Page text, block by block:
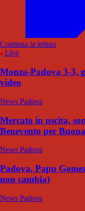
Continua la lettura
Live
Monza-Padova 3-3,
video
News Padova
Mercato in uscita,
Benevento per
News Padova
Padova, Papu
non cambia)
News Padova